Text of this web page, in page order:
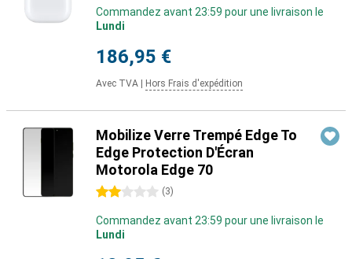
Commandez avant 23:59 pour une livraison le
Lundi
186,95 €
Avec TVA Hors Frais d'expédition
Mobilize Verre Trempé Edge To
Edge Protection D'Écran
Motorola Edge 70
2 étoiles (3)
Commandez avant 23:59 pour une livraison le
Lundi